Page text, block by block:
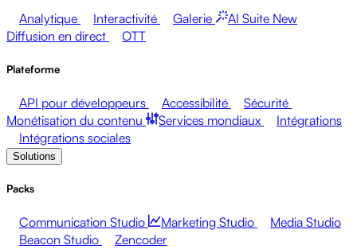
Analytique Interactivité Galerie AI Suite New
Diffusion en direct
OTT
Plateforme
API pour développeurs Accessibilité
Sécurité
Monétisation du contenu
Services mondiaux
Intégrations
Intégrations sociales
Solutions
Packs
Communication Studio Marketing Studio
Media Studio
Beacon Studio
Zencoder